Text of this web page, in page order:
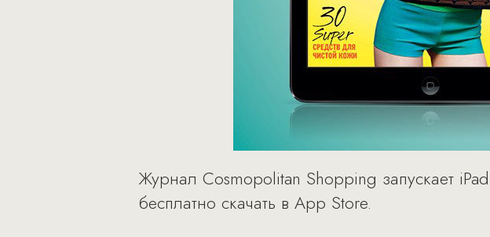
Журнал Cosmopolitan Shopping запускает
бесплатно скачать в App Store.